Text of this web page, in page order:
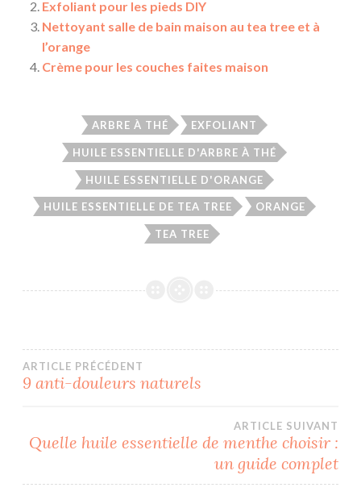
Exfoliant pour les pieds DIY
Nettoyant salle de bain maison au tea tree et à
l’orange
Crème pour les couches faites maison
ARBRE À THÉ EXFOLIANT
HUILE ESSENTIELLE D'ARBRE À THÉ
HUILE ESSENTIELLE D'ORANGE
HUILE ESSENTIELLE DE TEA TREE ORANGE
TEA TREE
Navigation
l’article
ARTICLE PRÉCÉDENT
9 anti-douleurs naturels
ARTICLE SUIVANT
Quelle huile essentielle de menthe choisir :
un guide complet